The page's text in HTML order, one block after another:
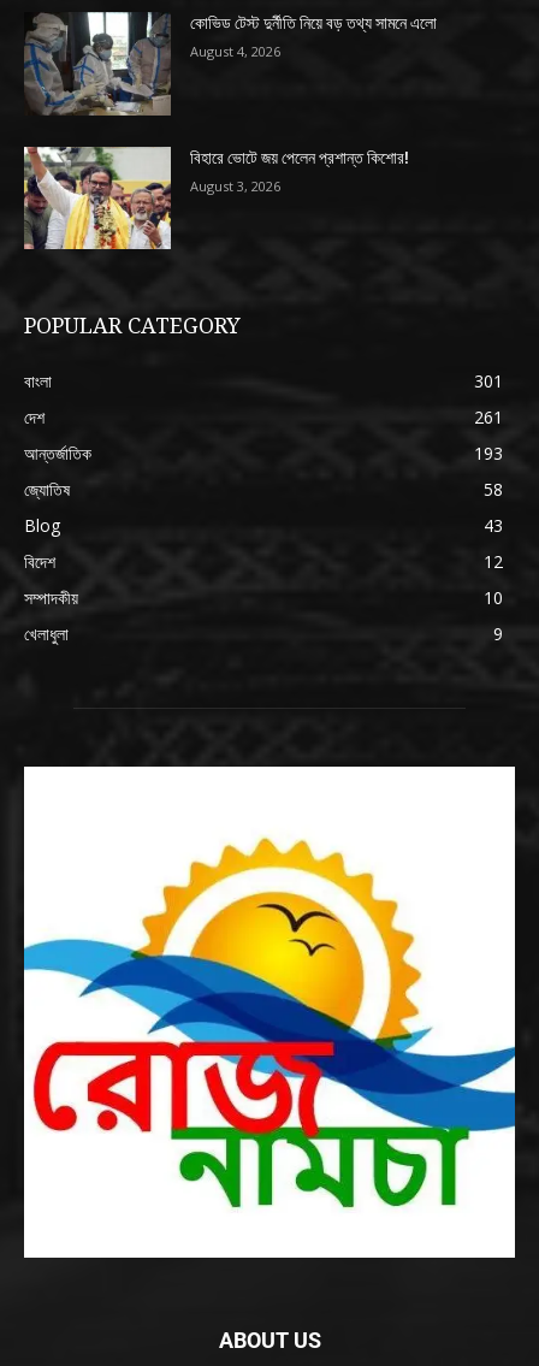
কোভিড টেস্ট দুর্নীতি নিয়ে বড় তথ্য সামনে এলো
August 4, 2026
বিহারে ভোটে জয় পেলেন প্রশান্ত কিশোর!
August 3, 2026
POPULAR CATEGORY
বাংলা
301
দেশ
261
আন্তর্জাতিক
193
জ্যোতিষ
58
Blog
43
বিদেশ
12
সম্পাদকীয়
10
খেলাধুলা
9
ABOUT US